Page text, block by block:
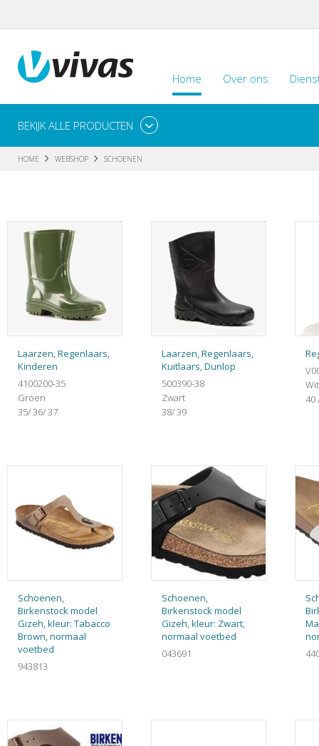
Home Over ons
BEKIJK ALLE PRODUCTEN
HOME WEBSHOP SCHOENEN
Laarzen, Regenlaars,
Kinderen
4100200-35
Groen
35/ 36/ 37
Laarzen, Regenlaars,
Kuitlaars, Dunlop
500390-38
Zwart
38/ 39
Wit
40
Schoenen,
Birkenstock model
Gizeh, kleur: Tabacco
Brown, normaal
voetbed
943813
Schoenen,
Birkenstock model
Gizeh, kleur: Zwart,
normaal voetbed
043691